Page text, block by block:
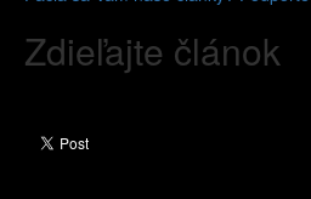
Zdieľajte článok